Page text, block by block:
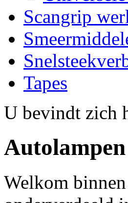
Scangrip
Tapes
U bevindt zich
Autolampen
Welkom